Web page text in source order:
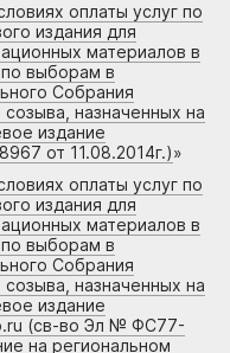
оплаты услуг по
издания для
материалов в
выборам в
Собрания
назначенных на
издание
от 11.08.2014г.)»
оплаты услуг по
издания для
материалов в
выборам в
Собрания
назначенных на
издание
(св-во Эл № ФС77-
на региональном